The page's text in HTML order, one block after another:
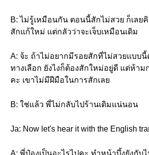
B: ไม่รู้เหมือนกัน ตอนนี้สักไม่สวย ก็เลย
สักแก้ใหม่ แต่กลัวว่าจะเจ็บเหมือนเดิม
A: จ้ะ ถ้าไม่อยากมีรอยสักที่ไม่สวยแบบ
ทางเลือก ยังไงก็ต้องสักใหม่อยู่ดี แต่ห้าม
คะ เขาไม่มีฝีมือในการสักเลย
B: ใช่แล้ว พี่ไม่กลับไปร้านเดิมแน่นอน
Ja: Now let's hear it with the English
A: พี่ป๋องเป็นอะไรไปคะ ทำหน้าบึ้งยังกับ